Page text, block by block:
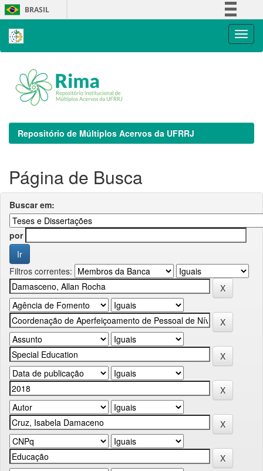
Skip
navigation
BRASIL
Repositório de Múltiplos Acervos da UFRRJ
Página de Busca
Buscar em:
por
Filtros correntes: